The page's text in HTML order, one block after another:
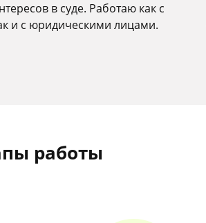
в суде. Работаю как с
и с юридическими лицами.
работы